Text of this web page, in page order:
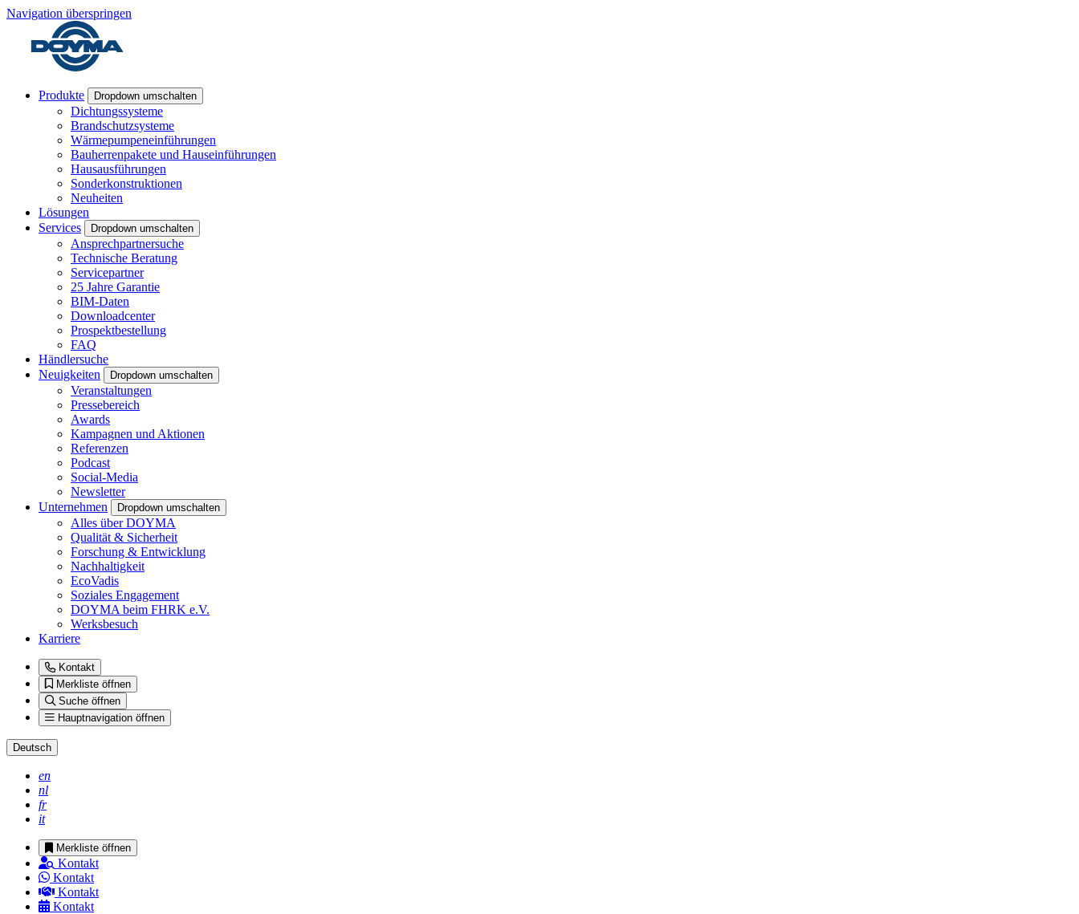
Navigation überspringen
Produkte Dropdown umschalten
Dichtungssysteme
Brandschutzsysteme
Wärmepumpeneinführungen
Bauherrenpakete und Hauseinführungen
Hausausführungen
Sonderkonstruktionen
Neuheiten
Lösungen
Services
Dropdown umschalten
Ansprechpartnersuche
Technische Beratung
Servicepartner
25 Jahre Garantie
BIM-Daten
Downloadcenter
Prospektbestellung
FAQ
Händlersuche
Neuigkeiten
Dropdown umschalten
Veranstaltungen
Pressebereich
Awards
Kampagnen und Aktionen
Referenzen
Podcast
Social-Media
Newsletter
Unternehmen
Dropdown umschalten
Alles über DOYMA
Qualität & Sicherheit
Forschung & Entwicklung
Nachhaltigkeit
EcoVadis
Soziales Engagement
DOYMA beim FHRK e.V.
Werksbesuch
Karriere
Kontakt
Merkliste öffnen
Suche öffnen
Hauptnavigation öffnen
Deutsch
en
nl
fr
it
Merkliste öffnen
Kontakt
Kontakt
Kontakt
Kontakt